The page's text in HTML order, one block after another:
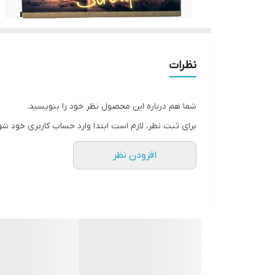
نظرات
شما هم درباره این محصول نظر خود را بنویسید.
برای ثبت نظر، لازم است ابتدا وارد حساب کاربری خود
افزودن نظر